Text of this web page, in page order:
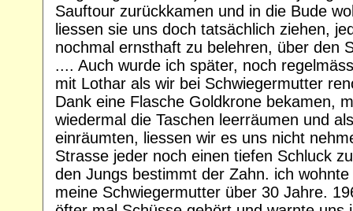
Sauftour zurückkamen und in die Bude
liessen sie uns doch tatsächlich ziehen,
nochmal ernsthaft zu belehren, über den
.... Auch wurde ich später, noch
mit Lothar als wir bei Schwiegermutter
Dank eine Flasche Goldkrone bekamen,
wiedermal die Taschen leerräumen und
einräumten, liessen wir es uns nicht
Strasse jeder noch einen tiefen Schluck
den Jungs bestimmt der Zahn. ich
meine Schwiegermutter über 30 Jahre.